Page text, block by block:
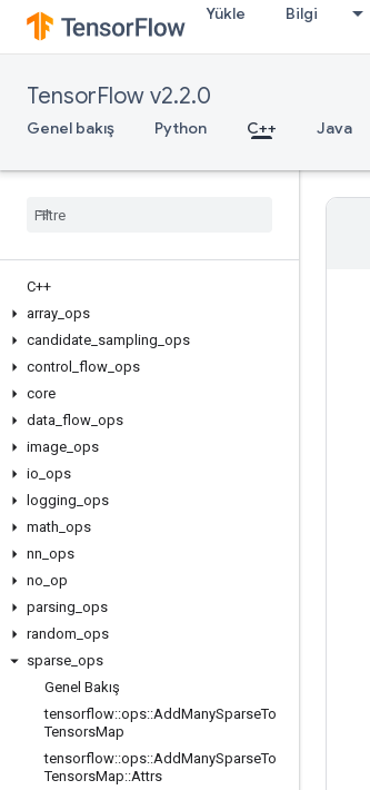
Yükle Bilgi
TensorFlow v2.2.0
Genel bakış Python C++ Java
C++
array ops
candidate sampling ops
control
flow ops
core
data flow ops
image ops
io ops
logging ops
math ops
nn ops
no op
parsing ops
random ops
sparse ops
Genel Bakış
tensorflow::ops::AddManySparseTo
TensorsMap
tensorflow::ops::AddManySparseTo
TensorsMap::Attrs